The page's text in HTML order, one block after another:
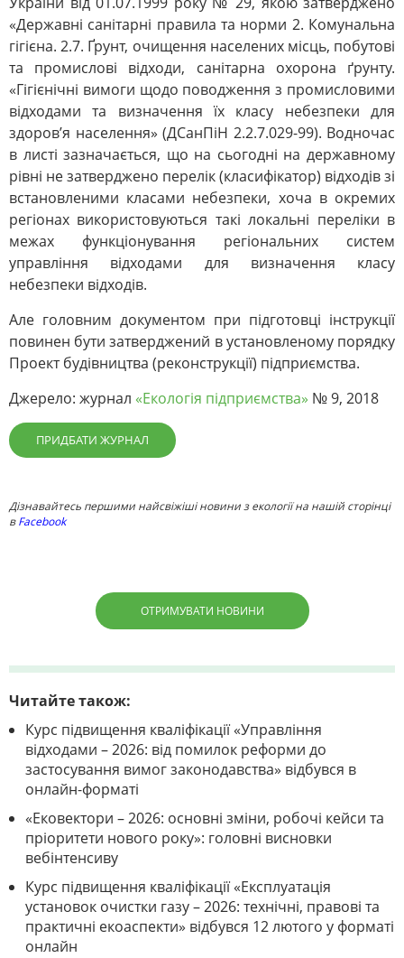
«Державні санітарні правила та норми 2. Комунальна
гігієна. 2.7. Ґрунт, очищення населених місць, побутові
та промислові відходи, санітарна охорона ґрунту.
«Гігієнічні вимоги щодо поводження з промисловими
відходами та визначення їх класу небезпеки для
здоров’я населення» (ДСанПіН 2.2.7.029-99). Водночас
в листі зазначається, що на сьогодні на державному
рівні не затверджено перелік (класифікатор) відходів зі
встановленими класами небезпеки, хоча в окремих
регіонах використовуються такі локальні переліки в
межах функціонування регіональних систем
управління відходами для визначення класу
небезпеки відходів.
Але головним документом при підготовці інструкції
повинен бути затверджений в установленому порядку
Проект будівництва (реконструкції) підприємства.
Джерело: журнал «Екологія підприємства» № 9, 2018
ПРИДБАТИ ЖУРНАЛ
Дізнавайтесь першими найсвіжіші новини з екології на нашій сторінці
вFacebook
ОТРИМУВАТИ НОВИНИ
Читайте також:
Курс підвищення кваліфікації «Управління
відходами – 2026: від помилок реформи до
застосування вимог законодавства» відбувся в
онлайн-форматі
«Ековектори – 2026: основні зміни, робочі кейси та
пріоритети нового року»: головні висновки
вебінтенсиву
Курс підвищення кваліфікації «Експлуатація
установок очистки газу – 2026: технічні, правові та
практичні екоаспекти» відбувся 12 лютого у форматі
онлайн